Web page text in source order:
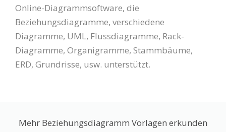
Online-Diagrammsoftware, die
Beziehungsdiagramme, verschiedene
Diagramme, UML, Flussdiagramme, Rack-
Diagramme, Organigramme, Stammbäume,
ERD, Grundrisse, usw. unterstützt.
Mehr Beziehungsdiagramm Vorlagen erkunden